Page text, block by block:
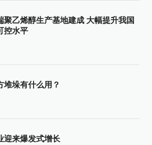
聚乙烯醇生产基地建成 大幅提升我国
控水平
堆垛有什么用？
迎来爆发式增长